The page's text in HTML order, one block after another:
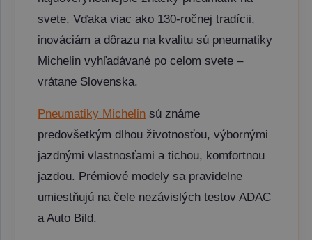
svete. Vďaka viac ako 130-ročnej tradícii,
inováciám a dôrazu na kvalitu sú pneumatiky
Michelin vyhľadávané po celom svete –
vrátane Slovenska.
Pneumatiky Michelin sú známe
predovšetkým dlhou životnosťou, výbornými
jazdnými vlastnosťami a tichou, komfortnou
jazdou. Prémiové modely sa pravidelne
umiestňujú na čele nezávislých testov ADAC
a Auto Bild.